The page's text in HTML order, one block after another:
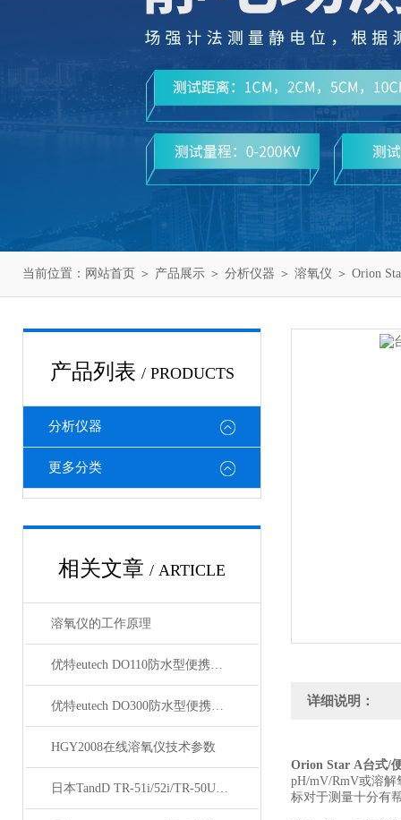
当前位置： 网站首页 ＞ 产品展示 ＞ 分析仪器 ＞ 溶氧仪 ＞ Orion
产品列表 / PRODUCTS
分析仪器
更多分类
相关文章 / ARTICLE
溶氧仪的工作原理
优特eutech DO110防水型便携式溶氧仪
优特eutech DO300防水型便携式溶氧仪
HGY2008在线溶氧仪技术参数
日本TandD TR-51i/52i/TR-50U温度记录仪 技术参数
详细说明：
Orion Star A台式/
pH/mV/RmV或溶
标对于测量十分有